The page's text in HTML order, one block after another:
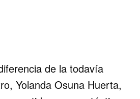
de la todavía
Yolanda Osuna Huerta,